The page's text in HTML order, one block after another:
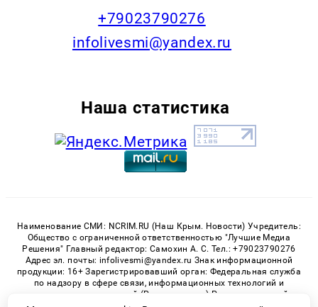
+79023790276
infolivesmi@yandex.ru
Наша статистика
Наименование СМИ: NCRIM.RU (Наш Крым. Новости) Учредитель:
Общество с ограниченной ответственностью "Лучшие Медиа
Решения" Главный редактор: Самохин А. С. Тел.: +79023790276
Адрес эл. почты: infolivesmi@yandex.ru Знак информационной
продукции: 16+ Зарегистрировавший орган: Федеральная служба
по надзору в сфере связи, информационных технологий и
массовых коммуникаций (Роскомнадзор) Регистрационный